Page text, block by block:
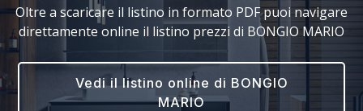
Oltre a scaricare il listino in formato PDF puoi navigare
direttamente online il listino prezzi di BONGIO MARIO
Vedi il listino online di BONGIO
MARIO